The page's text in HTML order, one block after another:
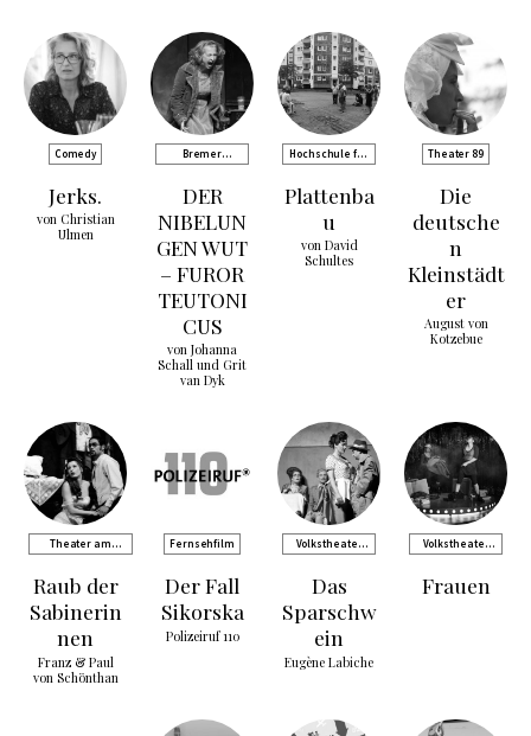
Comedy
Jerks.
von Christian
Ulmen
Bremer
Company
DER
NIBELUN
GEN WUT
– FUROR
TEUTONI
CUS
von Johanna
Schall und Grit
van Dyk
Hochschule für
Theater
Plattenba
u
von David
Schultes
Theater 89
Die
deutsche
n
Kleinstädt
er
August von
Kotzebue
Theater am
Raub der
Sabinerin
nen
Franz & Paul
von Schönthan
Fernsehfilm
Der Fall
Sikorska
Polizeiruf 110
Volkstheater
Das
Sparschw
ein
Eugène Labiche
Volkstheater
Frauen